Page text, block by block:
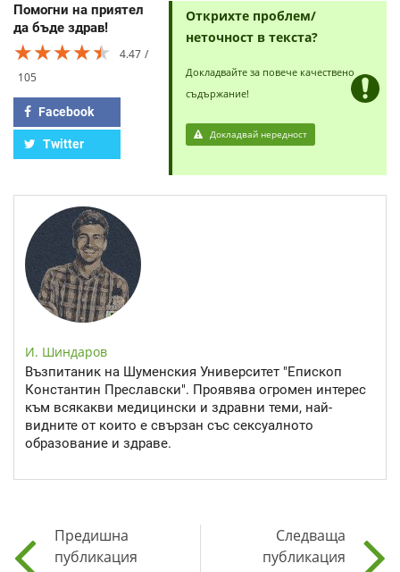
Помогни на приятел
да бъде здрав!
★★★★★
★★★★★
★★★★★
4.47
105
Facebook
Twitter
Открихте проблем/
неточност в текста?
Докладвайте за повече качествено
съдържание!
Докладвай нередност
И. Шиндаров
Възпитаник на Шуменския Университет "Епископ
Константин Преславски". Проявява огромен интерес
към всякакви медицински и здравни теми, най-
видните от които е свързан със сексуалното
образование и здраве.
Предишна
публикация
Следваща
публикация